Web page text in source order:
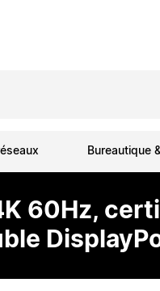
Bureautique
60Hz,